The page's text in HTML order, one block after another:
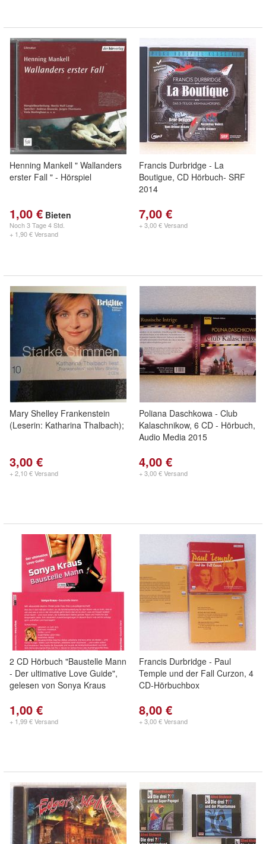
Henning Mankell " Wallanders
erster Fall " - Hörspiel
1,00 € Bieten
Noch3 Tage 4 Std.
+ 1,90 € Versand
Francis Durbridge - La
Boutigue, CD Hörbuch- SRF
2014
7,00 €
+ 3,00 € Versand
Mary Shelley Frankenstein
(Leserin: Katharina Thalbach);
3,00 €
+ 2,10 € Versand
Poliana Daschkowa - Club
Kalaschnikow, 6 CD - Hörbuch,
Audio Media 2015
4,00 €
+ 3,00 € Versand
2 CD Hörbuch "Baustelle Mann
- Der ultimative Love Guide",
gelesen von Sonya Kraus
1,00 €
+ 1,99 € Versand
Francis Durbridge - Paul
Temple und der Fall Curzon, 4
CD-Hörbuchbox
8,00 €
+ 3,00 € Versand